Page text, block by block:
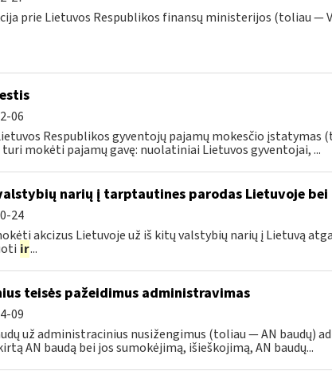
prie Lietuvos Respublikos finansų ministerijos (toliau —
06
Respublikos gyventojų pajamų mokesčio įstatymas
mokėti pajamų gavę: nuolatiniai Lietuvos gyventojai, ...
narių į tarptautines parodas Lietuvoje bei
24
akcizus Lietuvoje už iš kitų valstybių narių į Lietuvą
ir...
teisės pažeidimus administravimas
09
už administracinius nusižengimus (toliau — AN baudų)
AN baudą bei jos sumokėjimą, išieškojimą, AN baudų...